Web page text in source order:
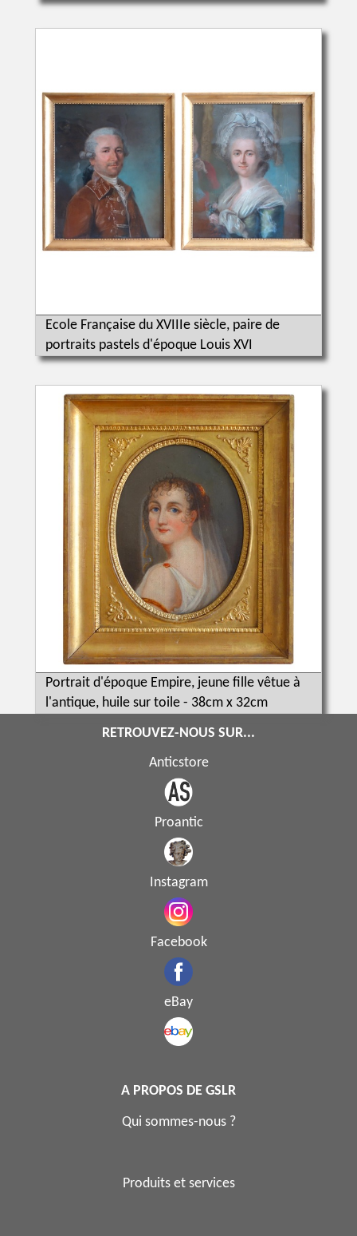
Ecole Française du XVIIIe siècle, paire de
portraits pastels d'époque Louis XVI
Portrait d'époque Empire, jeune fille vêtue à
l'antique, huile sur toile - 38cm x 32cm
RETROUVEZ-NOUS SUR...
Anticstore
Proantic
Instagram
Facebook
eBay
A PROPOS DE GSLR
Qui sommes-nous ?
Produits et services